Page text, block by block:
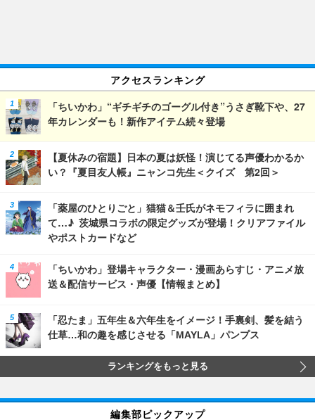
アクセスランキング
「ちいかわ」“ギチギチのゴーグル付き”うさぎ靴下や、27
年カレンダーも！新作アイテム続々登場
【夏休みの宿題】日本の夏は妖怪！演じてる声優わかるか
い？『夏目友人帳』ニャンコ先生＜クイズ 第2回＞
「薬屋のひとりごと」猫猫＆壬氏がネモフィラに囲まれ
て…♪ 茨城県コラボの限定グッズが登場！クリアファイル
やポストカードなど
「ちいかわ」登場キャラクター・漫画あらすじ・アニメ放
送＆配信サービス・声優【情報まとめ】
「忍たま」五年生＆六年生をイメージ！手裏剣、髪を結う
仕草…和の趣を感じさせる「MAYLA」パンプス
ランキングをもっと見る
編集部ピックアップ